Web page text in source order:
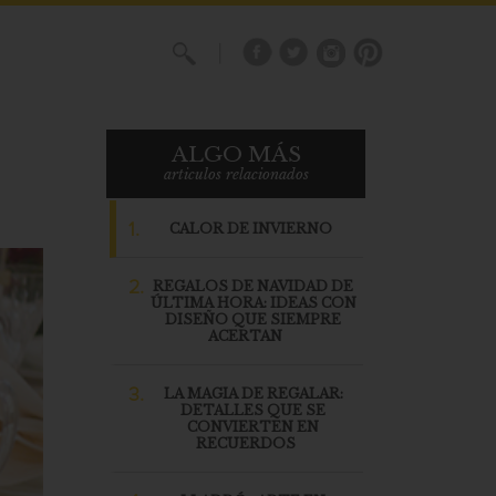
ALGO MÁS
articulos relacionados
1. CALOR DE INVIERNO
2.
REGALOS DE NAVIDAD DE
ÚLTIMA HORA: IDEAS CON
DISEÑO QUE SIEMPRE
ACERTAN
3.
LA MAGIA DE REGALAR:
DETALLES QUE SE
CONVIERTEN EN
RECUERDOS